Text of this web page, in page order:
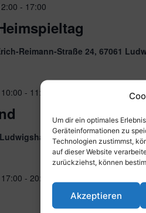
Um dir ein optimales
Geräteinformationen zu
Technologien zustimmst,
auf dieser Website
zurückziehst, können
Akzeptieren
- 17:00
Reimann-Straße 24, 67061
- 11:00
am Rhein,
-20:00